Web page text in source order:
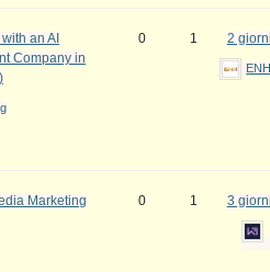
an AI
Company in
0 1 2
Marketing
0 1 3